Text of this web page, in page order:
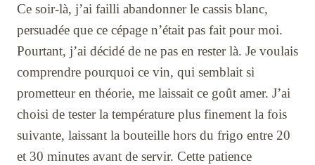
Ce soir-là, j’ai failli abandonner le cassis blanc,
persuadée que ce cépage n’était pas fait pour moi.
Pourtant, j’ai décidé de ne pas en rester là. Je voulais
comprendre pourquoi ce vin, qui semblait si
prometteur en théorie, me laissait ce goût amer. J’ai
choisi de tester la température plus finement la fois
suivante, laissant la bouteille hors du frigo entre 20
et 30 minutes avant de servir. Cette patience